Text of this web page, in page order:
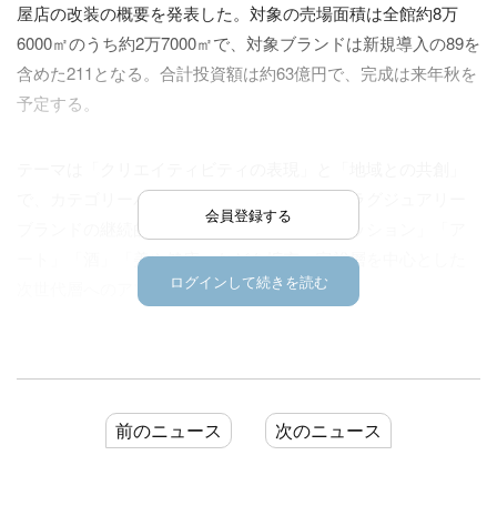
会員登録する
ログインして続きを読む
屋店の改装の概要を発表した。対象の売場面積は全館約8万
6000㎡のうち約2万7000㎡で、対象ブランドは新規導入の89を
含めた211となる。合計投資額は約63億円で、完成は来年秋を
予定する。
で、カテゴリーバランスを大幅に再編する。ラグジュアリー
ブランドの継続的な新規導入に加え、「ファッション」「ア
ート」「酒」「美や健康」などを拡充。富裕層を中心とした
次世代層へのアプローチを強化する。
服が61%減の予定で、婦人服は既存ブランド対比だと72%減と
なる。売上高は、26年度（26年3月～27年2月）に23年度比
42％増（総額売上高ベース、リニューアル対象フロアのみ）
前のニュース 次のニュース